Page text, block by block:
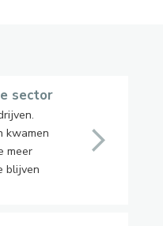
sector
kwamen
meer
blijven